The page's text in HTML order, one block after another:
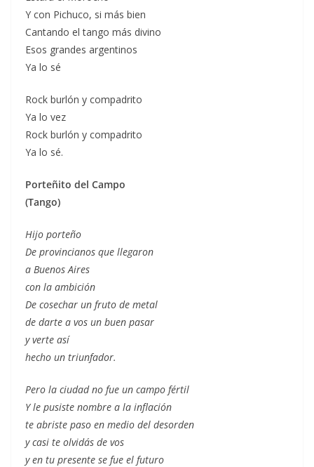
Y con Pichuco, si más bien
Cantando el tango más divino
Esos grandes argentinos
Ya lo sé
Rock burlón y compadrito
Ya lo vez
Rock burlón y compadrito
Ya lo sé.
Porteñito del Campo
(Tango)
Hijo porteño
De provincianos que llegaron
a Buenos Aires
con la ambición
De cosechar un fruto de metal
de darte a vos un buen pasar
y verte así
hecho un triunfador.
Pero la ciudad no fue un campo fértil
Y le pusiste nombre a la inflación
te abriste paso en medio del desorden
y casi te olvidás de vos
y en tu presente se fue el futuro